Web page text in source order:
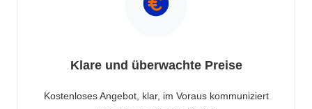
Klare und überwachte Preise
Kostenloses Angebot, klar, im Voraus kommuniziert